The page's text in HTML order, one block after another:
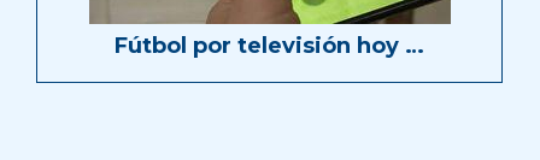
Fútbol por televisión hoy …